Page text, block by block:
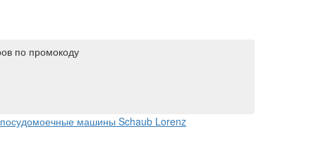
по промокоду
машины Schaub Lorenz